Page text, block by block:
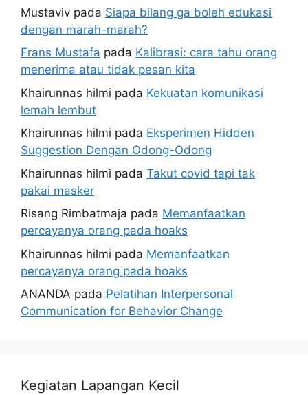
Mustaviv pada Siapa bilang ga boleh edukasi
dengan marah-marah?
Frans Mustafa pada Kalibrasi: cara tahu orang
menerima atau tidak pesan kita
Khairunnas hilmi pada Kekuatan komunikasi
lemah lembut
Khairunnas hilmi pada Eksperimen Hidden
Suggestion Dengan Odong-Odong
Khairunnas hilmi pada Takut covid tapi tak
pakai masker
Risang Rimbatmaja pada Memanfaatkan
percayanya orang pada hoaks
Khairunnas hilmi pada Memanfaatkan
percayanya orang pada hoaks
ANANDA pada Pelatihan Interpersonal
Communication for Behavior Change
Kegiatan Lapangan Kecil